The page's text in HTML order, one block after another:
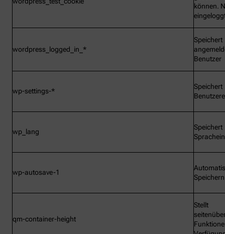
können.
wordpress_logged_in_*
Speichert
Benutzer
wp-settings-*
Speichert
wp_lang
Speichert
wp-autosave-1
Speichern
qm-container-height
Stellt